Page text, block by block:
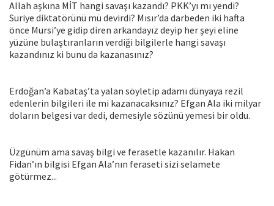
Allah aşkına MİT hangi savaşı kazandı? PKK’yı mı yendi?
Suriye diktatörünü mü devirdi? Mısır’da darbeden iki hafta
önce Mursi’ye gidip diren arkandayız deyip her şeyi eline
yüzüne bulaştıranların verdiği bilgilerle hangi savaşı
kazandınız ki bunu da kazanasınız?
Erdoğan’a Kabataş’ta yalan söyletip adamı dünyaya rezil
edenlerin bilgileri ile mi kazanacaksınız? Efgan Ala iki milyar
doların belgesi var dedi, demesiyle sözünü yemesi bir oldu.
Üzgünüm ama savaş bilgi ve ferasetle kazanılır. Hakan
Fidan’ın bilgisi Efgan Ala’nın feraseti sizi selamete
götürmez...